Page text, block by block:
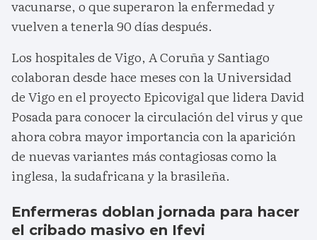
vacunarse, o que superaron la enfermedad y
vuelven a tenerla 90 días después.
Los hospitales de Vigo, A Coruña y Santiago
colaboran desde hace meses con la Universidad
de Vigo en el proyecto Epicovigal que lidera David
Posada para conocer la circulación del virus y que
ahora cobra mayor importancia con la aparición
de nuevas variantes más contagiosas como la
inglesa, la sudafricana y la brasileña.
Enfermeras doblan jornada para hacer
el cribado masivo en Ifevi